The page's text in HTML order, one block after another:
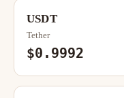
USDT
Tether
$0.9992